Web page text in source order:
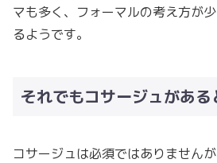
マも多く、フォーマルの考え方が
るようです。
それでもコサージュがある
コサージュは必須ではありません